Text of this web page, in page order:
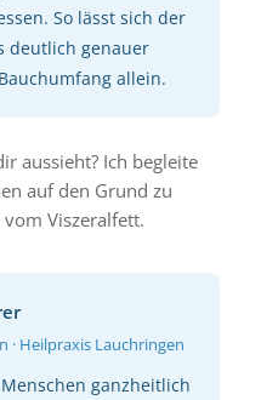
So lässt sich der
deutlich genauer
allein.
aussieht? Ich begleite
auf den Grund zu
Viszeralfett.
· Heilpraxis Lauchringen
ganzheitlich